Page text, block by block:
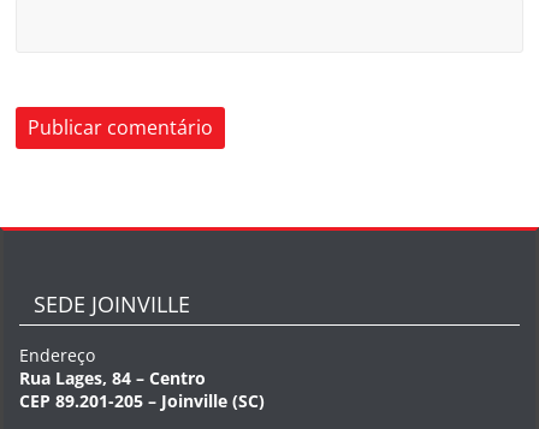
SEDE JOINVILLE
Endereço
Rua Lages, 84 – Centro
CEP 89.201-205 – Joinville (SC)